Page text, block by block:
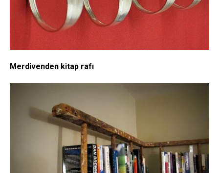
Merdivenden kitap rafı